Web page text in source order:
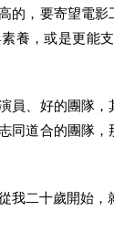
的，要寄望電影
養，或是更能
員、好的團隊，
同道合的團隊
我二十歲開始，